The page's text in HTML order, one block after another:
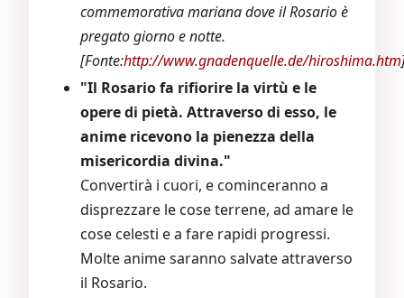
commemorativa mariana dove il Rosario è
pregato giorno e notte.
[Fonte:http://www.gnadenquelle.de/hiroshima.htm
"Il Rosario fa rifiorire la virtù e le
opere di pietà. Attraverso di esso, le
anime ricevono la pienezza della
misericordia divina."
Convertirà i cuori, e cominceranno a
disprezzare le cose terrene, ad amare le
cose celesti e a fare rapidi progressi.
Molte anime saranno salvate attraverso
il Rosario.